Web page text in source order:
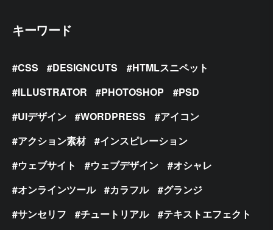
キーワード
CSS DESIGNCUTS
HTMLスニペット
ILLUSTRATOR
PHOTOSHOP
PSD
UIデザイン
WORDPRESS
アイコン
アクション素材
インスピレーション
ウェブサイト
ウェブデザイン
オシャレ
オンラインツール
カラフル
グランジ
サンセリフ
チュートリアル
テキストエフェクト